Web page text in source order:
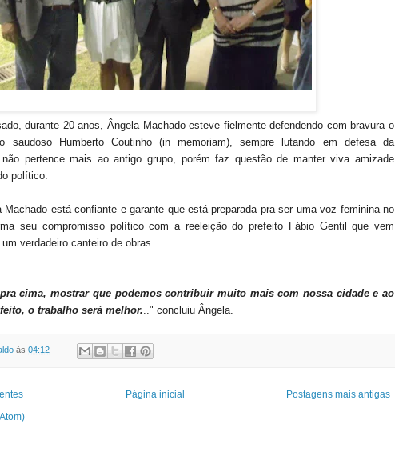
durante 20 anos, Ângela Machado esteve fielmente defendendo com bravura o
saudoso Humberto Coutinho (in memoriam), sempre lutando em defesa da
não pertence mais ao antigo grupo, porém faz questão de manter viva amizade
político.
Machado está confiante e garante que está preparada pra ser uma voz feminina no
seu compromisso político com a reeleição do prefeito Fábio Gentil que vem
verdadeiro canteiro de obras.
cima, mostrar que podemos contribuir muito mais com nossa cidade e ao
o trabalho será melhor..." concluiu Ângela.
às 04:12
Postagens mais antigas
Página inicial